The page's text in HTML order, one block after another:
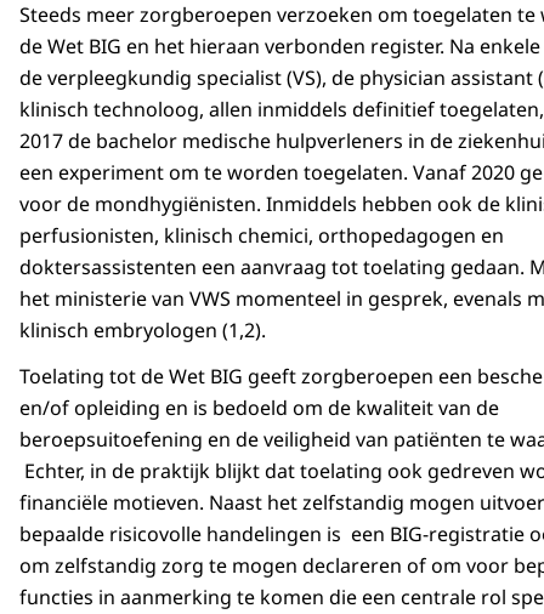
Steeds meer zorgberoepen verzoeken om toegelaten
de Wet BIG en het hieraan verbonden register. Na
de verpleegkundig specialist (VS), de physician assistant
klinisch technoloog, allen inmiddels definitief
2017 de bachelor medische hulpverleners in de
een experiment om te worden toegelaten. Vanaf 2020
voor de mondhygiënisten. Inmiddels hebben ook de
perfusionisten, klinisch chemici, orthopedagogen en
doktersassistenten een aanvraag tot toelating gedaan.
het ministerie van VWS momenteel in gesprek, evenals
klinisch embryologen (1,2).
Toelating tot de Wet BIG geeft zorgberoepen een
en/of opleiding en is bedoeld om de kwaliteit van de
beroepsuitoefening en de veiligheid van patiënten te
Echter, in de praktijk blijkt dat toelating ook gedreven
financiële motieven. Naast het zelfstandig mogen
bepaalde risicovolle handelingen is een BIG-registratie
om zelfstandig zorg te mogen declareren of om voor
functies in aanmerking te komen die een centrale rol